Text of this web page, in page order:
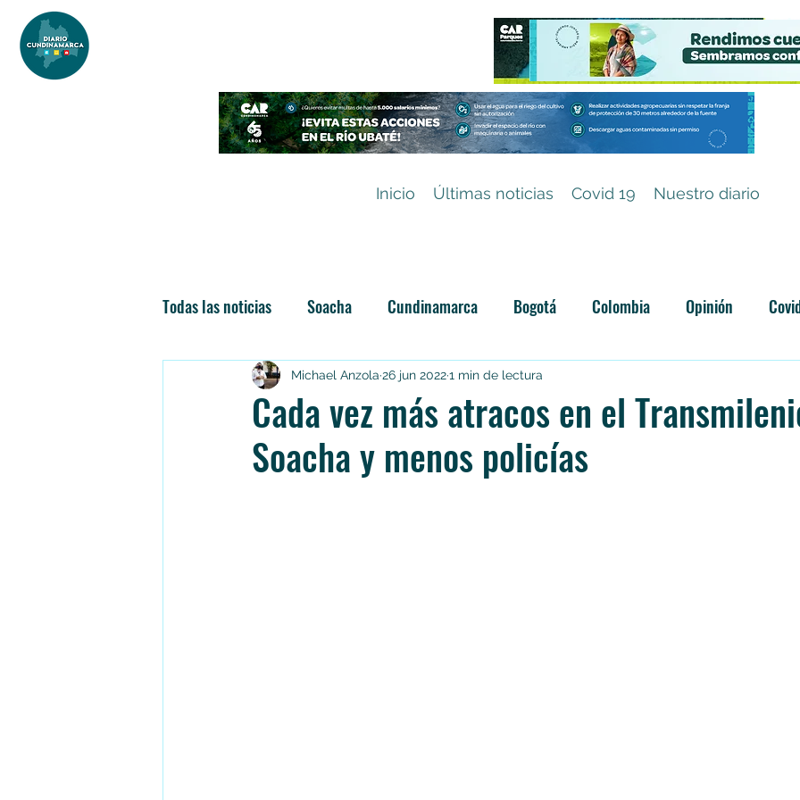
Inicio Últimas noticias Covid 19 Nuestro diario
Todas las noticias Soacha Cundinamarca Bogotá Colombia Opinión
Las nuevas soachunidades Categoría sin título
Cada vez más atracos en el
Soacha y menos policías
Michael Anzola 26 jun 20221 min de lectura